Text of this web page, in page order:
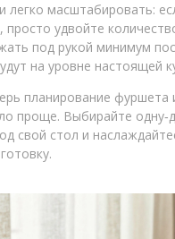
легко масштабировать:
удвойте
под рукой минимум
на уровне настоящей
планирование
проще. Выбирайте
свой стол и